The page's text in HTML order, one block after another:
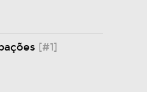
[#1]